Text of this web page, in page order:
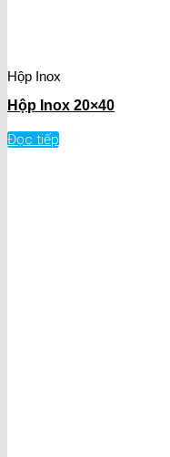
Hộp Inox
Hộp Inox 20×40
Đọc tiếp